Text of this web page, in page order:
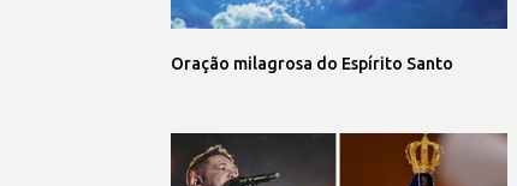
Oração milagrosa do Espírito Santo